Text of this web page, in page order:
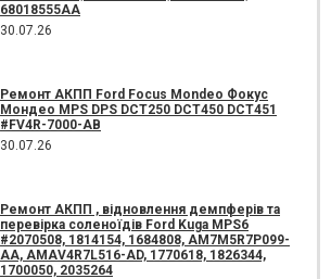
68018555AA
30.07.26
Ремонт АКПП Ford Focus Mondeo Фокус
Мондео MPS DPS DCT250 DCT450 DCT451
#FV4R-7000-AB
30.07.26
Ремонт АКПП , відновлення демпферів та
перевірка соленоїдів Ford Kuga MPS6
#2070508, 1814154, 1684808, AM7M5R7P099-
AA, AMAV4R7L516-AD, 1770618, 1826344,
1700050, 2035264